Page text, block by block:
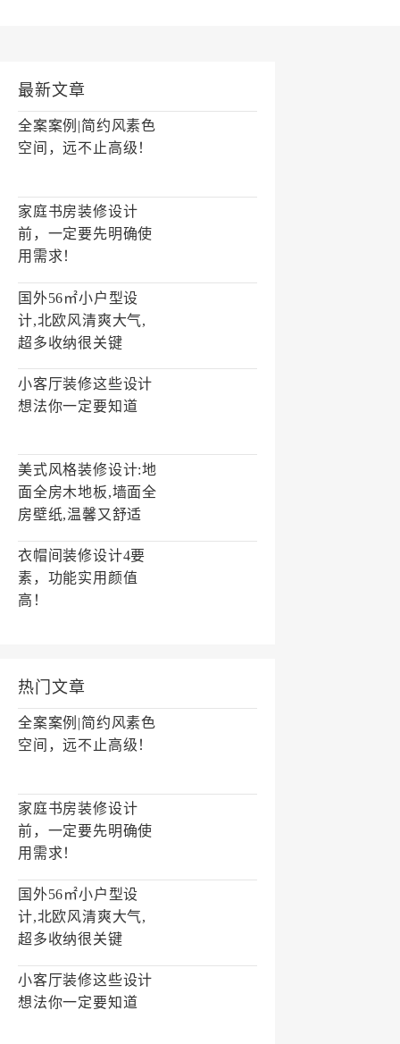
最新文章
全案案例|简约风素色
空间，远不止高级！
家庭书房装修设计
前，一定要先明确使
用需求！
国外56㎡小户型设
计,北欧风清爽大气,
超多收纳很关键
小客厅装修这些设计
想法你一定要知道
美式风格装修设计:地
面全房木地板,墙面全
房壁纸,温馨又舒适
衣帽间装修设计4要
素，功能实用颜值
高！
热门文章
全案案例|简约风素色
空间，远不止高级！
家庭书房装修设计
前，一定要先明确使
用需求！
国外56㎡小户型设
计,北欧风清爽大气,
超多收纳很关键
小客厅装修这些设计
想法你一定要知道